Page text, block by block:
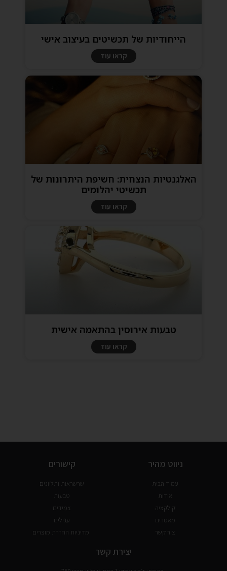
הייחודיות של תכשיטים בעיצוב אישי
קראו עוד
האלגנטיות הנצחית: חשיפת היתרונות של
תכשיטי יהלומים
קראו עוד
טבעות אירוסין בהתאמה אישית
קראו עוד
ניווט מהיר
עמוד הבית
אודות
קולקציה
מאמרים
צור קשר
קישורים
שרשראות ותליונים
טבעות
צמידים
עגילים
מדיניות החזרת מוצרים
יצירת קשר